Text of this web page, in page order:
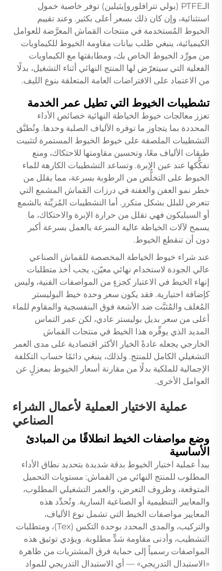
الـPTFE (بولي تترافلوروإيثيلين) توفر خاصية خمول
استثنائية، وإن كان ذلك بسعر أعلى بكثير. وعند تقييم
الخيوط المُستخدمة في منتجات القماش المعرَّضة للعوامل
الكيميائية، ينبغي طلب بيانات مقاومة الخيوط للكيماويات
من مورِّد الخيوط الخاص بك، ومطابقتها مع الكيماويات
الفعلية التي سيتعرّض لها المنتج النهائي أثناء التشغيل، بدلًا
من الاعتماد على الافتراضات العامة المتعلقة بنوع الليف.
تشطيبات الخيوط التي تطيل عمر الخدمة
تعزز معالجات خيوط الخياطة النهائية خصائص الأداء
المحددة بما يتجاوز ما توفره الألياف الصلبة وحدها. وتُطبَّق
التشطيبات الملصقة على خيوط الخيوط المستمرة لتثبيت
طبقات الألياف معًا، وتحسين مقاومتها للاحتكاك، ومنع
تفكُّكها عند عين الإبرة. وتساعد التشطيبات الكارهة للماء
الخيوط على التخلُّص من الرطوبة بسرعة، مما يقلل من
خطر نمو العفن والعفنة في درزات القماش المشمع التي
تتعرض للبلل بشكل متكرر. أما التشطيبات المُزيِّتة بالشمع
أو السيليكون فهي تقلل من حرارة الإبرة والاحتكاك، ما
يسمح لآلات الخياطة عالية السرعة بالعمل بسرعة أكبر
دون أن تنقطع الخيوط.
عند شراء خيوط الخياطة المخصصة للقماش الصناعي
عالي الجودة لاستخدام نهائي معيّن، يجب أخذ متطلبات
إنهاء الخيط في الاعتبار كجزءٍ من المواصفات الفنية، وليس
كإضافة اختيارية. فقد يكون سعر وحدة خيط البوليستر
المُغلف والمُثبَّت ضد الأشعة فوق البنفسجية والمقاوم للماء
أعلى من سعر بديل بوليستر عادي، لكن عمر التماس
المديد الذي يوفِّره هذا الخيط في منتجات القماش
الخارجي يجعله عادةً الخيار الأكثر اقتصادية على مدى العمر
التشغيلي الكامل للمنتج. ولذلك، ينبغي دائمًا حساب التكلفة
الإجمالية للملكية بدلًا من مقارنة أسعار الخيوط بمعزلٍ عن
العوامل الأخرى.
عملية الاختيار العملية لأعمال الشراء
الصناعي
وضع مواصفات الخيط انطلاقًا من المبادئ
الأساسية
يبدأ عملية اختيار الخيوط بدقة شديدة بتحديد نطاق الأداء
المطلوب للمنتج النهائي من القماش: مستويات التحميل
المتوقعة، وظروف التعرض، والعمر التشغيلي المطلوب،
والمعايير التنظيمية أو الصناعية السارية. وتُحدِّد هذه
المعايير مواصفات الخيط التي تشمل نوع الألياف،
والتركيب، والمدى المحدد بوحدة التكس (Tex)، ومتطلبات
التشطيب، وأدنى مقاومة شدٍّ مطلوبة. ويؤدي توثيق هذه
المواصفات رسمياً إلى حماية فرق المشتريات من ظاهرة
«الاستبدال التدريجي» — أي الاستبدال التدريجي للمواد